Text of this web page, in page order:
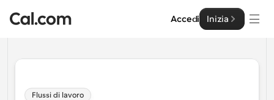
Accedi Inizia
SoluzioniFlussi di lavoro